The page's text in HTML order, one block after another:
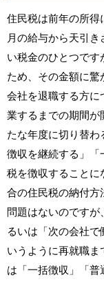
住民税は前年の所得
月の給与から天引
い税金のひとつです
ため、その金額に驚
会社を退職する方に
業するまでの期間が
たな年度に切り替わ
徴収を継続する」「
税を徴収することに
合の住民税の納付方
問題はないのです
るいは「次の会社
いうように再就職
は「一括徴収」「普